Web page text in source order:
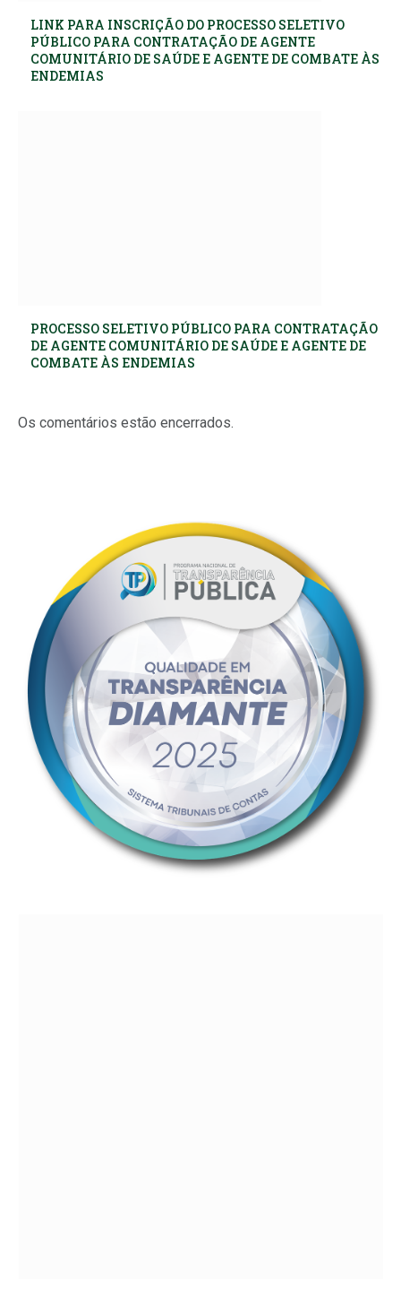
LINK PARA INSCRIÇÃO DO PROCESSO SELETIVO
PÚBLICO PARA CONTRATAÇÃO DE AGENTE
COMUNITÁRIO DE SAÚDE E AGENTE DE COMBATE ÀS
ENDEMIAS
PROCESSO SELETIVO PÚBLICO PARA CONTRATAÇÃO
DE AGENTE COMUNITÁRIO DE SAÚDE E AGENTE DE
COMBATE ÀS ENDEMIAS
Os comentários estão encerrados.